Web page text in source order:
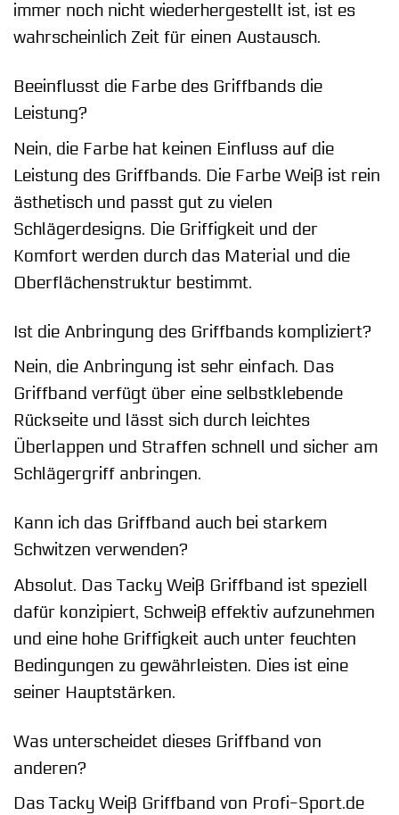
immer noch nicht wiederhergestellt ist, ist es
wahrscheinlich Zeit für einen Austausch.
Beeinflusst die Farbe des Griffbands die
Leistung?
Nein, die Farbe hat keinen Einfluss auf die
Leistung des Griffbands. Die Farbe Weiß ist rein
ästhetisch und passt gut zu vielen
Schlägerdesigns. Die Griffigkeit und der
Komfort werden durch das Material und die
Oberflächenstruktur bestimmt.
Ist die Anbringung des Griffbands kompliziert?
Nein, die Anbringung ist sehr einfach. Das
Griffband verfügt über eine selbstklebende
Rückseite und lässt sich durch leichtes
Überlappen und Straffen schnell und sicher am
Schlägergriff anbringen.
Kann ich das Griffband auch bei starkem
Schwitzen verwenden?
Absolut. Das Tacky Weiß Griffband ist speziell
dafür konzipiert, Schweiß effektiv aufzunehmen
und eine hohe Griffigkeit auch unter feuchten
Bedingungen zu gewährleisten. Dies ist eine
seiner Hauptstärken.
Was unterscheidet dieses Griffband von
anderen?
Das Tacky Weiß Griffband von Profi-Sport.de